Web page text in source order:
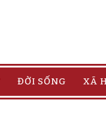
ĐỜI SỐNG XÃ